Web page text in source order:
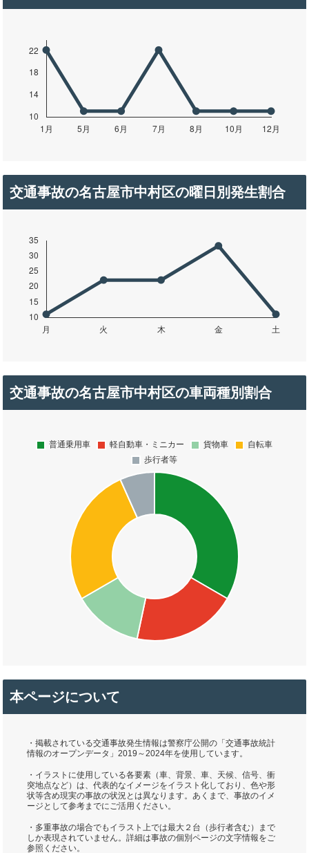
交通事故の名古屋市中村区の曜日別発生割合
交通事故の名古屋市中村区の車両種別割合
本ページについて
・掲載されている交通事故発生情報は警察庁公開の「交通事故統計
情報のオープンデータ」2019～2024年を使用しています。
・イラストに使用している各要素（車、背景、車、天候、信号、衝
突地点など）は、代表的なイメージをイラスト化しており、色や形
状等含め現実の事故の状況とは異なります。あくまで、事故のイメ
ージとして参考までにご活用ください。
・多重事故の場合でもイラスト上では最大２台（歩行者含む）まで
しか表現されていません。詳細は事故の個別ページの文字情報をご
参照ください。